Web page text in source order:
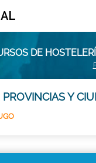
DE
Y